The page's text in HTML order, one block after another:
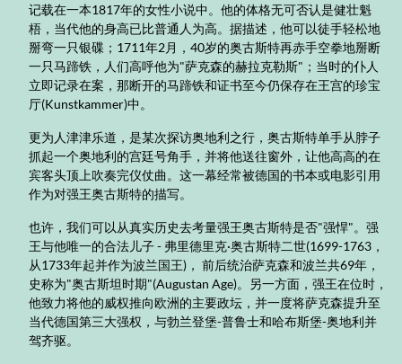
记载在一本1817年的女性小说中。他的体格无可否认是健壮魁
梧，当代他的身高已比普通人为高。据描述，他可以徒手轻松地
掰弯一只银碟；1711年2月，40岁的奥古斯特再赤手空拳地掰断
一只马蹄铁，人们高呼他为"萨克森的赫拉克勒斯"；当时的仆人
立即记录在案，那断开的马蹄铁和证书至今仍保存在王宫的珍宝
厅(Kunstkammer)中。
更为人津津乐道，是某次探访奥地利之行，奥古斯特单手从脖子
抓起一个奥地利的宫廷号角手，并将他送往窗外，让他高高的在
宾客头顶上吹奏完仪仗曲。这一幕经常被德国的书本或电影引用
作为对强王奥古斯特的描写。
也许，我们可以从真实历史去考量强王奥古斯特是否"强悍"。强
王与他唯一的合法儿子 - 弗里德里克·奥古斯特二世(1699-1763，
从1733年起并作为波兰国王)， 前后统治萨克森和波兰共69年，
史称为"奥古斯坦时期"(Augustan Age)。另一方面，强王在位时，
他致力将他的威权推向欧洲的主要政坛，并一度将萨克森提升至
当代德国第三大强权，与勃兰登堡-普鲁士和哈布斯堡-奥地利并
驾齐驱。